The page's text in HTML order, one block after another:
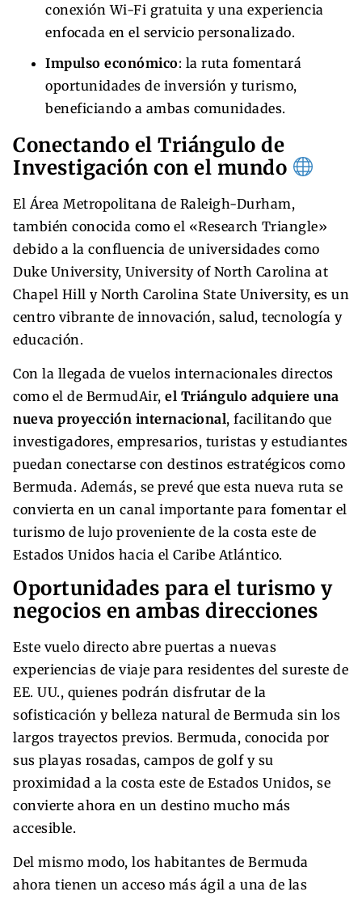
conexión Wi-Fi gratuita y una experiencia
enfocada en el servicio personalizado.
Impulso económico: la ruta fomentará
oportunidades de inversión y turismo,
beneficiando a ambas comunidades.
Conectando el Triángulo de
Investigación con el mundo
El Área Metropolitana de Raleigh-Durham,
también conocida como el «Research Triangle»
debido a la confluencia de universidades como
Duke University, University of North Carolina at
Chapel Hill y North Carolina State University, es un
centro vibrante de innovación, salud, tecnología y
educación.
Con la llegada de vuelos internacionales directos
como el de BermudAir, el Triángulo adquiere una
nueva proyección internacional, facilitando que
investigadores, empresarios, turistas y estudiantes
puedan conectarse con destinos estratégicos como
Bermuda. Además, se prevé que esta nueva ruta se
convierta en un canal importante para fomentar el
turismo de lujo proveniente de la costa este de
Estados Unidos hacia el Caribe Atlántico.
Oportunidades para el turismo y
negocios en ambas direcciones
Este vuelo directo abre puertas a nuevas
experiencias de viaje para residentes del sureste de
EE. UU., quienes podrán disfrutar de la
sofisticación y belleza natural de Bermuda sin los
largos trayectos previos. Bermuda, conocida por
sus playas rosadas, campos de golf y su
proximidad a la costa este de Estados Unidos, se
convierte ahora en un destino mucho más
accesible.
Del mismo modo, los habitantes de Bermuda
ahora tienen un acceso más ágil a una de las